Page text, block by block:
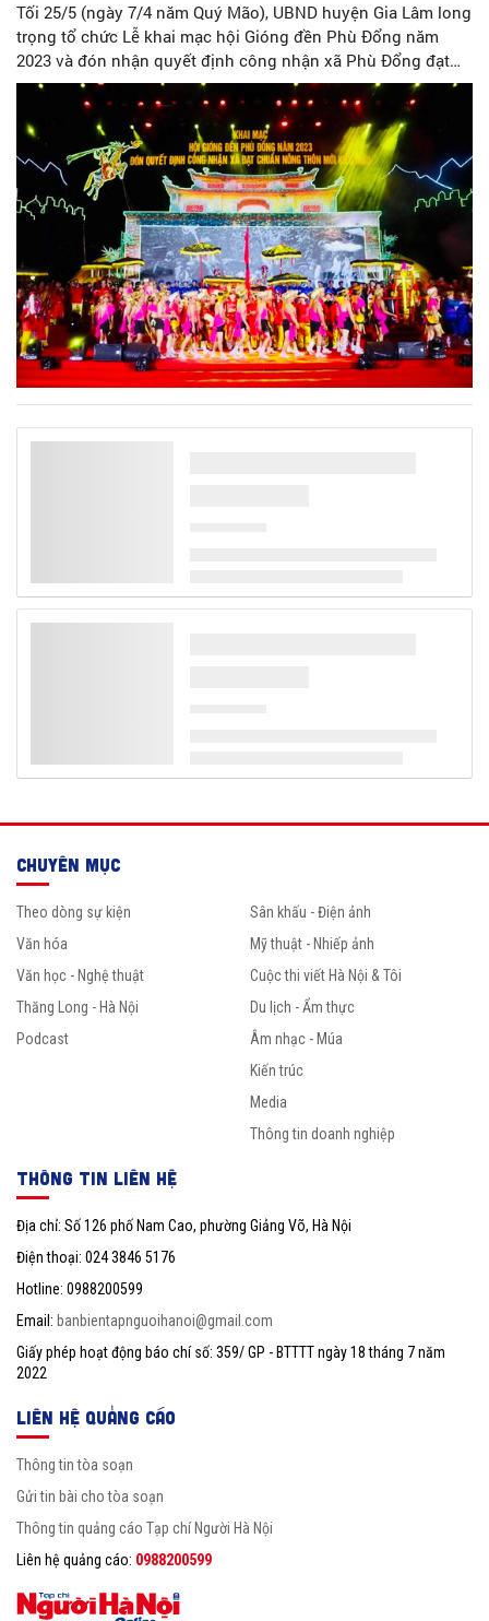
Tối 25/5 (ngày 7/4 năm Quý Mão), UBND huyện Gia Lâm long
trọng tổ chức Lễ khai mạc hội Gióng đền Phù Đổng năm
2023 và đón nhận quyết định công nhận xã Phù Đổng đạt
chuẩn nông thôn mới kiểu mẫu.
CHUYÊN MỤC
Theo dòng sự kiện
Văn hóa
Văn học - Nghệ thuật
Thăng Long - Hà Nội
Podcast
Sân khấu - Điện ảnh
Mỹ thuật - Nhiếp ảnh
Cuộc thi viết Hà Nội & Tôi
Du lịch - Ẩm thực
Âm nhạc - Múa
Kiến trúc
Media
Thông tin doanh nghiệp
THÔNG TIN LIÊN HỆ
Địa chỉ: Số 126 phố Nam Cao, phường Giảng Võ, Hà Nội
Điện thoại: 024 3846 5176
Hotline: 0988200599
Email: banbientapnguoihanoi@gmail.com
Giấy phép hoạt động báo chí số: 359/ GP - BTTTT ngày 18 tháng 7 năm
2022
LIÊN HỆ QUẢNG CÁO
Thông tin tòa soạn
Gửi tin bài cho tòa soạn
Thông tin quảng cáo Tạp chí Người Hà Nội
Liên hệ quảng cáo: 0988200599